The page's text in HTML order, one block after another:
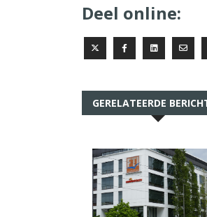
Deel online:
GERELATEERDE